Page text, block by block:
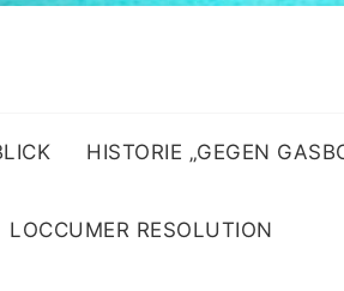
HISTORIE „GEGEN
LOCCUMER RESOLUTION